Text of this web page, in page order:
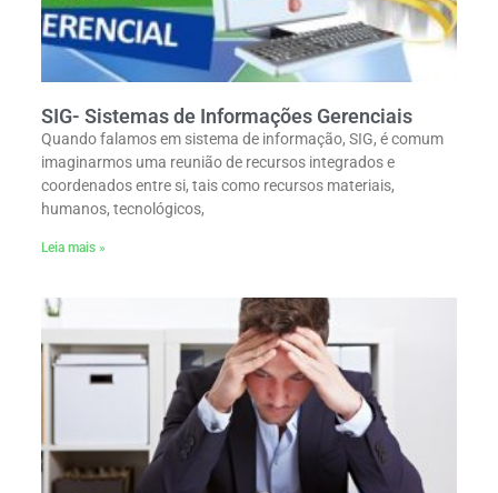
SIG- Sistemas de Informações Gerenciais
Quando falamos em sistema de informação, SIG, é comum
imaginarmos uma reunião de recursos integrados e
coordenados entre si, tais como recursos materiais,
humanos, tecnológicos,
Leia mais »